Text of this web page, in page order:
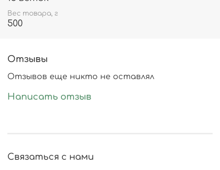
Вес товара, г
500
Отзывы
Отзывов еще никто не оставлял
Написать отзыв
Связаться с нами